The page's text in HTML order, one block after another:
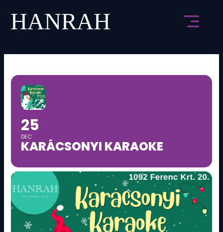
content
25
DEC
KARÁCSONYI KARAOKE